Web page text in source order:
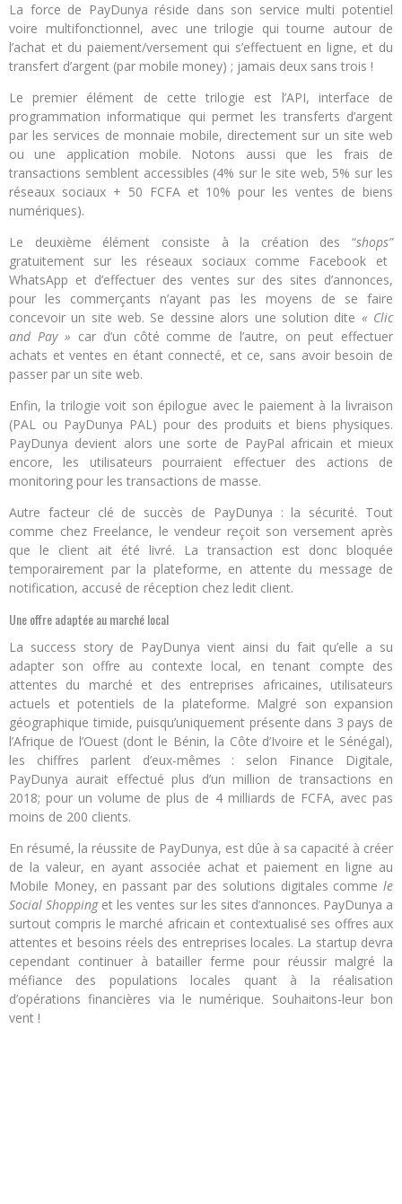
La force de PayDunya réside dans son service multi potentiel
voire multifonctionnel, avec une trilogie qui tourne autour de
l’achat et du paiement/versement qui s’effectuent en ligne, et du
transfert d’argent (par mobile money) ; jamais deux sans trois !
Le premier élément de cette trilogie est l’API, interface de
programmation informatique qui permet les transferts d’argent
par les services de monnaie mobile, directement sur un site web
ou une application mobile. Notons aussi que les frais de
transactions semblent accessibles (4% sur le site web, 5% sur les
réseaux sociaux + 50 FCFA et 10% pour les ventes de biens
numériques).
Le deuxième élément consiste à la création des “shops”
gratuitement sur les réseaux sociaux comme Facebook et
WhatsApp et d’effectuer des ventes sur des sites d’annonces,
pour les commerçants n’ayant pas les moyens de se faire
concevoir un site web. Se dessine alors une solution dite « Clic
and Pay » car d’un côté comme de l’autre, on peut effectuer
achats et ventes en étant connecté, et ce, sans avoir besoin de
passer par un site web.
Enfin, la trilogie voit son épilogue avec le paiement à la livraison
(PAL ou PayDunya PAL) pour des produits et biens physiques.
PayDunya devient alors une sorte de PayPal africain et mieux
encore, les utilisateurs pourraient effectuer des actions de
monitoring pour les transactions de masse.
Autre facteur clé de succès de PayDunya : la sécurité. Tout
comme chez Freelance, le vendeur reçoit son versement après
que le client ait été livré. La transaction est donc bloquée
temporairement par la plateforme, en attente du message de
notification, accusé de réception chez ledit client.
Une offre adaptée au marché local
La success story de PayDunya vient ainsi du fait qu’elle a su
adapter son offre au contexte local, en tenant compte des
attentes du marché et des entreprises africaines, utilisateurs
actuels et potentiels de la plateforme. Malgré son expansion
géographique timide, puisqu’uniquement présente dans 3 pays de
l’Afrique de l’Ouest (dont le Bénin, la Côte d’Ivoire et le Sénégal),
les chiffres parlent d’eux-mêmes : selon Finance Digitale,
PayDunya aurait effectué plus d’un million de transactions en
2018; pour un volume de plus de 4 milliards de FCFA, avec pas
moins de 200 clients.
En résumé, la réussite de PayDunya, est dûe à sa capacité à créer
de la valeur, en ayant associée achat et paiement en ligne au
Mobile Money, en passant par des solutions digitales comme le
Social Shoppinget les ventes sur les sites d’annonces. PayDunya a
surtout compris le marché africain et contextualisé ses offres aux
attentes et besoins réels des entreprises locales. La startup devra
cependant continuer à batailler ferme pour réussir malgré la
méfiance des populations locales quant à la réalisation
d’opérations financières via le numérique. Souhaitons-leur bon
vent !